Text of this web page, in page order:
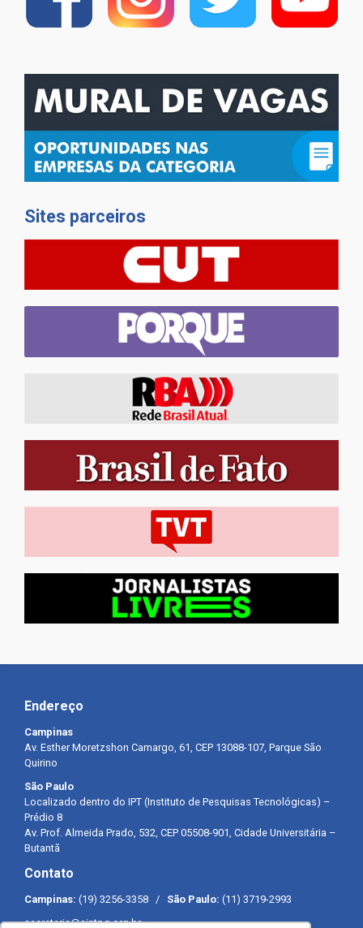
Sites parceiros
Endereço
Campinas
Av. Esther Moretzshon Camargo, 61, CEP 13088-107, Parque São
Quirino
São Paulo
Localizado dentro do IPT (Instituto de Pesquisas Tecnológicas) –
Prédio 8
Av. Prof. Almeida Prado, 532, CEP 05508-901, Cidade Universitária –
Butantã
Contato
Campinas: (19) 3256-3358 / São Paulo: (11) 3719-2993
secretaria@sintpq.org.br